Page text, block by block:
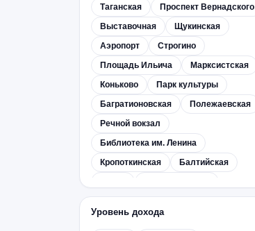
Таганская
Проспект Вернадского
Выставочная
Щукинская
Аэропорт
Строгино
Площадь Ильича
Марксистская
Коньково
Парк культуры
Багратионовская
Полежаевская
Речной вокзал
Библиотека им. Ленина
Кропоткинская
Балтийская
Уровень дохода